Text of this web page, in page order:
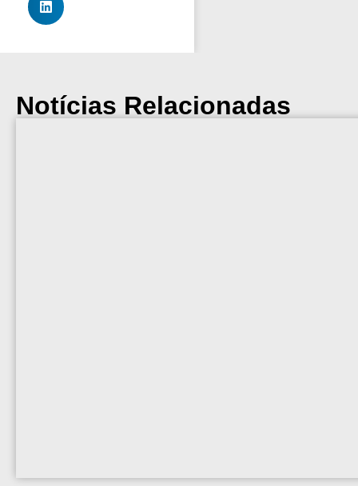
Notícias Relacionadas